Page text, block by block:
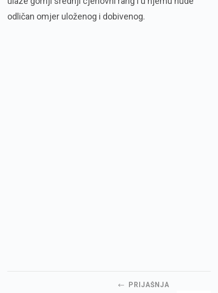
odličan omjer uloženog i dobivenog.
PRIJAŠNJA